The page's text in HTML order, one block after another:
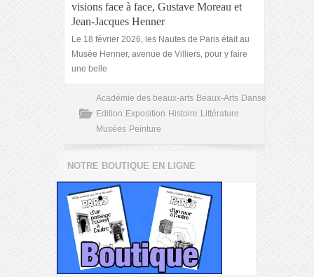
visions face à face, Gustave Moreau et
Jean-Jacques Henner
Le 18 février 2026, les Nautes de Paris était au
Musée Henner, avenue de Villiers, pour y faire
une belle
Académie des beaux-arts Beaux-Arts Danse
Edition Exposition Histoire Littérature
Musées Peinture
NOTRE BOUTIQUE EN LIGNE